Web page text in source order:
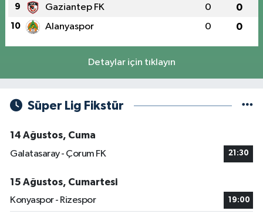
9 Gaziantep FK 0 0
10 Alanyaspor 0 0
Detaylar için tıklayın
Süper Lig Fikstür
14 Ağustos, Cuma
Galatasaray - Çorum FK
21:30
15 Ağustos, Cumartesi
Konyaspor - Rizespor
19:00